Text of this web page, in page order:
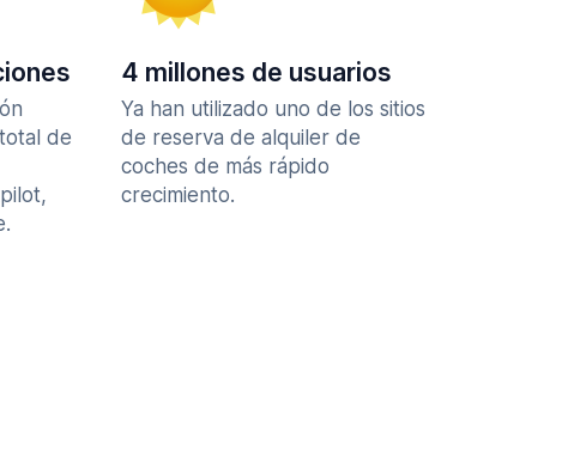
de
4 millones de usuarios
Ya han utilizado uno de los sitios
de reserva de alquiler de
coches de más rápido
crecimiento.